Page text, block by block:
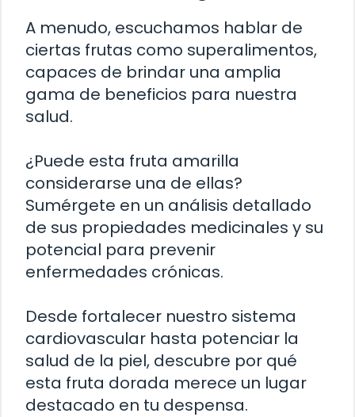
A menudo, escuchamos hablar de
ciertas frutas como superalimentos,
capaces de brindar una amplia
gama de beneficios para nuestra
salud.
¿Puede esta fruta amarilla
considerarse una de ellas?
Sumérgete en un análisis detallado
de sus propiedades medicinales y su
potencial para prevenir
enfermedades crónicas.
Desde fortalecer nuestro sistema
cardiovascular hasta potenciar la
salud de la piel, descubre por qué
esta fruta dorada merece un lugar
destacado en tu despensa.